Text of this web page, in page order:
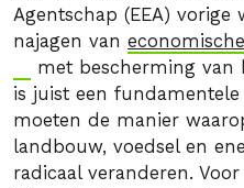
Agentschap (EEA) vorige
najagen van
met bescherming van
is juist een
moeten de manier
landbouw, voedsel en
radicaal veranderen.